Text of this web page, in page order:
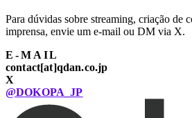
Para dúvidas sobre streaming, criação de
imprensa, envie um e-mail ou DM via X.
E-MAIL
contact[at]qdan.co.jp
X
@DOKOPA_JP